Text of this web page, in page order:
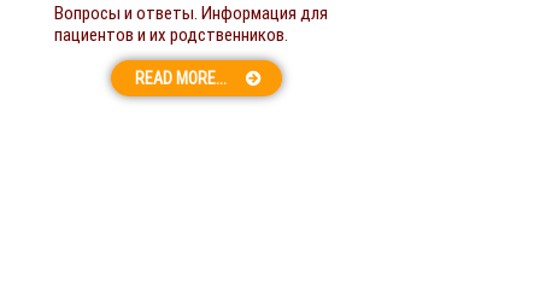
Вопросы и ответы. Информация для
пациентов и их родственников.
READ MORE...